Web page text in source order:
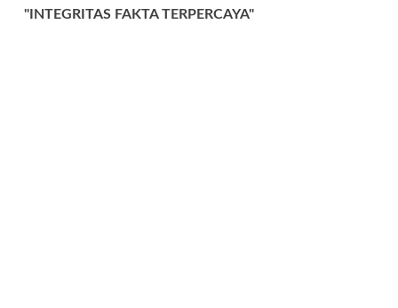
"INTEGRITAS FAKTA TERPERCAYA"